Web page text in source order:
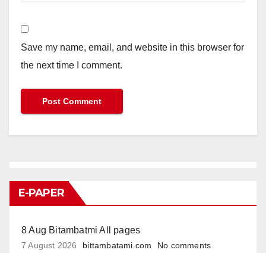
Save my name, email, and website in this browser for
the next time I comment.
E-PAPER
8 Aug Bitambatmi All pages
7 August 2026 bittambatami.com No comments